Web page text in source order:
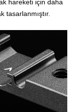
hareketi için daha
tasarlanmıştır.